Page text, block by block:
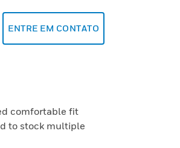
ENTRE EM CONTATO
comfortable fit
to stock multiple